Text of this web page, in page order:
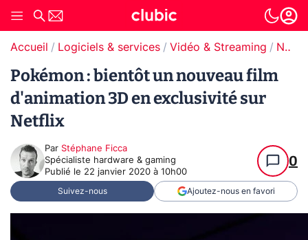
Accueil Logiciels & services Vidéo & Streaming Netflix
Pokémon : bientôt un nouveau film
d'animation 3D en exclusivité sur
Netflix
Par Stéphane Ficca
Spécialiste hardware & gaming
Publié le 22 janvier 2020 à 10h00
0
Suivez-nous Ajoutez-nous en favori